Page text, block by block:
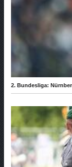
2. Bundesliga: